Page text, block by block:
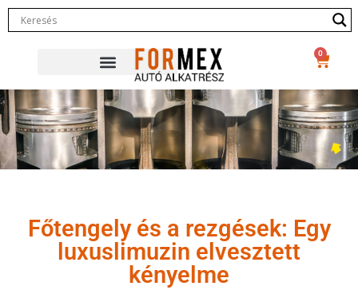
0
Főtengely és a rezgések: Egy
luxuslimuzin elvesztett
kényelme